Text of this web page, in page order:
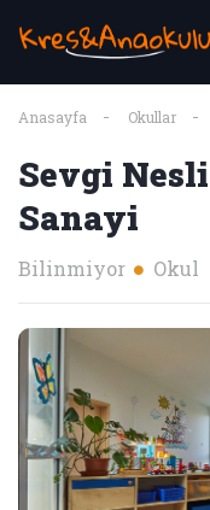
Anasayfa Okullar
Sevgi
Sanayi
Bilinmiyor Okul